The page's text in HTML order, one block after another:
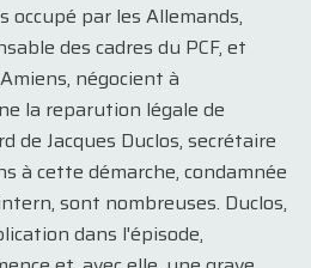
occupé par les Allemands,
des cadres du PCF, et
négocient à
la reparution légale de
de Jacques Duclos, secrétaire
à cette démarche, condamnée
sont nombreuses. Duclos,
dans l'épisode,